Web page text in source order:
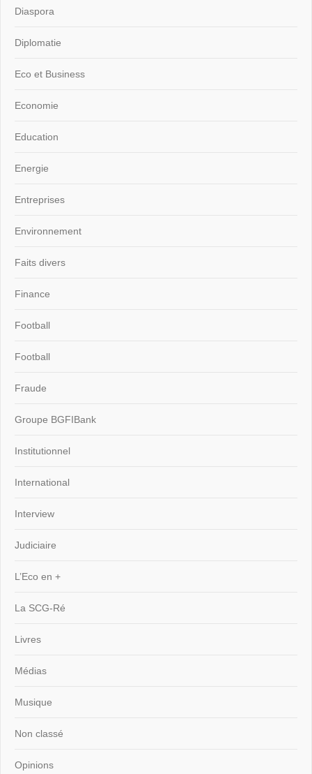
Diaspora
Diplomatie
Eco et Business
Economie
Education
Energie
Entreprises
Environnement
Faits divers
Finance
Football
Football
Fraude
Groupe BGFIBank
Institutionnel
International
Interview
Judiciaire
L’Eco en +
La SCG-Ré
Livres
Médias
Musique
Non classé
Opinions